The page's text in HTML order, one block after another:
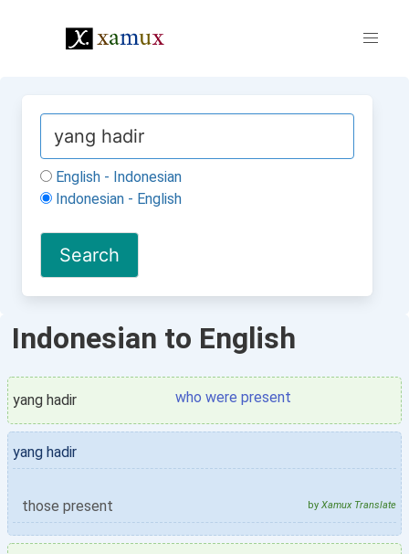
English - Indonesian
Indonesian - English
Indonesian to English
yang hadir who were present
yang hadir
those present by Xamux Translate